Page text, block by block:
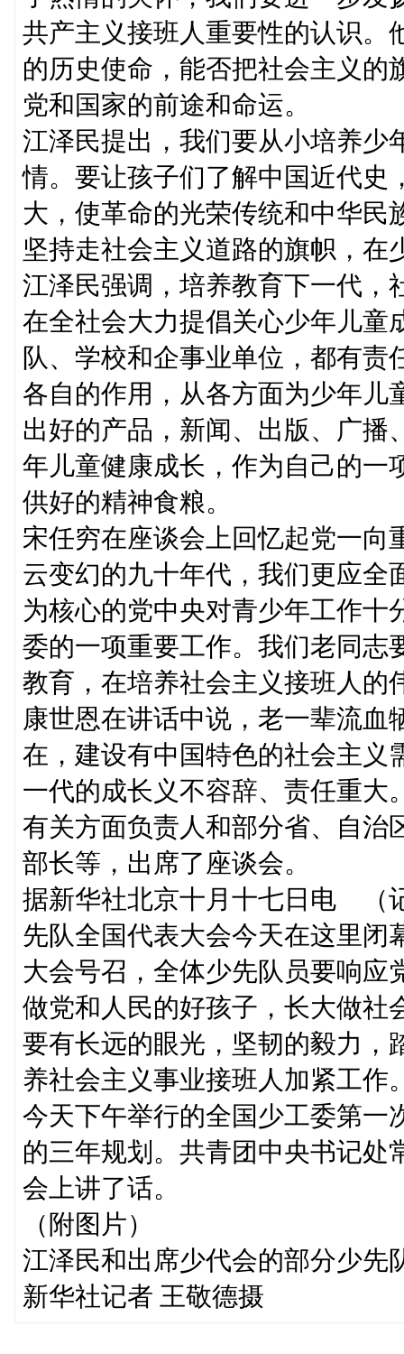
共产主义接班人重要性的认识。
的历史使命，能否把社会主义的
党和国家的前途和命运。
江泽民提出，我们要从小培养少
情。要让孩子们了解中国近代史
大，使革命的光荣传统和中华民
坚持走社会主义道路的旗帜，在
江泽民强调，培养教育下一代，
在全社会大力提倡关心少年儿童
队、学校和企事业单位，都有
各自的作用，从各方面为少年儿
出好的产品，新闻、出版、广播
年儿童健康成长，作为自己的一
供好的精神食粮。
宋任穷在座谈会上回忆起党一向
云变幻的九十年代，我们更应全
为核心的党中央对青少年工作十
委的一项重要工作。我们老同志
教育，在培养社会主义接班人的
康世恩在讲话中说，老一辈流血
在，建设有中国特色的社会主义
一代的成长义不容辞、责任重大
有关方面负责人和部分省、自治
部长等，出席了座谈会。
据新华社北京十月十七日电 （
先队全国代表大会今天在这里闭
大会号召，全体少先队员要响应
做党和人民的好孩子，长大做社
要有长远的眼光，坚韧的毅力，
养社会主义事业接班人加紧工作
今天下午举行的全国少工委第一
的三年规划。共青团中央书记处
会上讲了话。
（附图片）
江泽民和出席少代会的部分少先
新华社记者 王敬德摄